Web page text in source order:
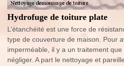
Hydrofuge de toiture plate
L’étanchéité est une force de
type de couverture de maison. Pour
imperméable, il y a un traitement
négliger. A part le nettoyage et